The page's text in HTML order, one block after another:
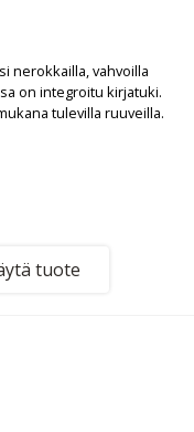
nerokkailla, vahvoilla
on integroitu kirjatuki.
tulevilla ruuveilla.
tuote